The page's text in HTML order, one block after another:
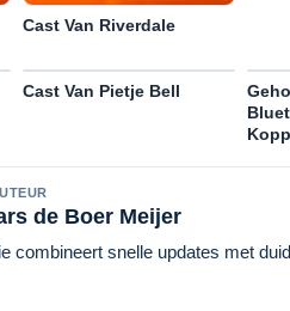
Cast Van Riverdale
Cast Van Pietje Bell
de Boer Meijer
combineert snelle updates met